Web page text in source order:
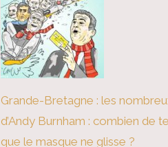
Grande-Bretagne : les
d’Andy Burnham : combien de
que le masque ne glisse ?